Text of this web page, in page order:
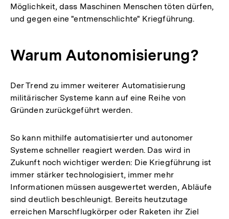
Möglichkeit, dass Maschinen Menschen töten dürfen,
und gegen eine "entmenschlichte" Kriegführung.
Warum Autonomisierung?
Der Trend zu immer weiterer Automatisierung
militärischer Systeme kann auf eine Reihe von
Gründen zurückgeführt werden.
So kann mithilfe automatisierter und autonomer
Systeme schneller reagiert werden. Das wird in
Zukunft noch wichtiger werden: Die Kriegführung ist
immer stärker technologisiert, immer mehr
Informationen müssen ausgewertet werden, Abläufe
sind deutlich beschleunigt. Bereits heutzutage
erreichen Marschflugkörper oder Raketen ihr Ziel